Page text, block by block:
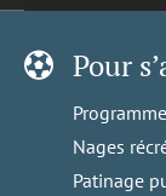
Pour
Nages
Patinage